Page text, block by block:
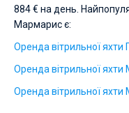
884 € на день.
Мармарис є:
Оренда вітрильної
Оренда вітрильної
Оренда вітрильної